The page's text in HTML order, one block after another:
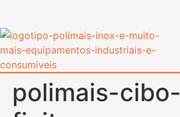
polimais-cibo-